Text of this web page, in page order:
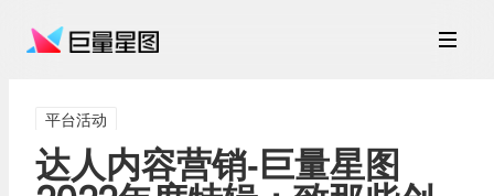
平台活动
达人内容营销-巨量星图